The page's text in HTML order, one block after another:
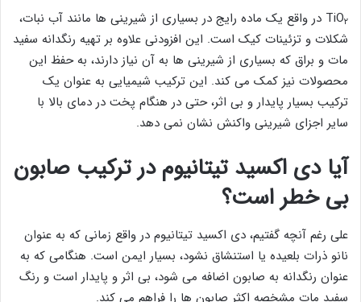
TiO۲
در واقع یک ماده رایج در بسیاری از شیرینی ها مانند آب نبات،
شکلات و تزئینات کیک است. این افزودنی علاوه بر تهیه رنگدانه سفید
مات و براق که بسیاری از شیرینی ها به آن نیاز دارند، به حفظ این
محصولات نیز کمک می کند. این ترکیب شیمیایی به عنوان یک
ترکیب بسیار پایدار و بی اثر، حتی در هنگام پخت در دمای بالا با
سایر اجزای شیرینی واکنش نشان نمی دهد.
آیا دی اکسید تیتانیوم در ترکیب صابون
بی خطر است؟
علی رغم آنچه گفتیم، دی اکسید تیتانیوم در واقع زمانی که به عنوان
نانو ذرات بلعیده یا استنشاق نشود، بسیار ایمن است. هنگامی که به
عنوان رنگدانه به صابون اضافه می شود، بی اثر و پایدار است و رنگ
سفید مات مشخصه اکثر صابون ها را فراهم می کند.